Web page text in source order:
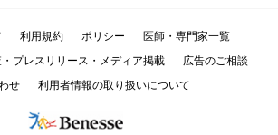
利用規約 ポリシー
医師・専門家一覧
プレスリリース・メディア掲載
広告のご相談
せ
利用者情報の取り扱いについて